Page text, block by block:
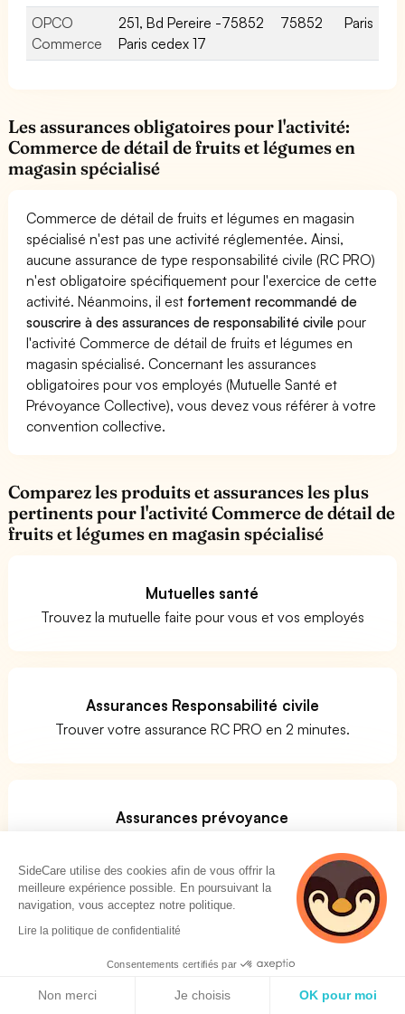
OPCO
Commerce
251, Bd Pereire -75852
Paris cedex 17
75852 Paris
Les assurances obligatoires pour l'activité:
Commerce de détail de fruits et légumes en
magasin spécialisé
Commerce de détail de fruits et légumes en magasin
spécialisé n'est pas une activité réglementée. Ainsi,
aucune assurance de type responsabilité civile (RC PRO)
n'est obligatoire spécifiquement pour l'exercice de cette
activité. Néanmoins, il est fortement recommandé de
souscrire à des assurances de responsabilité civile pour
l'activité Commerce de détail de fruits et légumes en
magasin spécialisé. Concernant les assurances
obligatoires pour vos employés (Mutuelle Santé et
Prévoyance Collective), vous devez vous référer à votre
convention collective.
Comparez les produits et assurances les plus
pertinents pour l'activité Commerce de détail de
fruits et légumes en magasin spécialisé
Mutuelles santé
Trouvez la mutuelle faite pour vous et vos employés
Assurances Responsabilité civile
Trouver votre assurance RC PRO en 2 minutes.
Assurances prévoyance
Quels métiers pour le code APE 4721Z ?
correspond bien au code APE 4721Z ? La réponse n'est
SideCare utilise des cookies afin de vous offrir la
meilleure expérience possible. En poursuivant la
navigation, vous acceptez notre politique.
Lire la politique de confidentialité
Consentements certifiés par
Non merci Je choisis OK pour moi